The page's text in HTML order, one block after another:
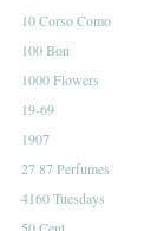
10 Corso Como
100 Bon
1000 Flowers
19-69
1907
27 87 Perfumes
4160 Tuesdays
50 Cent